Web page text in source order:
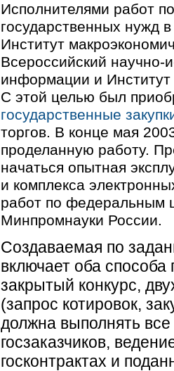
Исполнителями работ
государственных нужд
Институт
Всероссийский научно-
информации и
С этой целью был
государственные
торгов. В конце мая
проделанную работу.
начаться опытная
и комплекса
работ по федеральным
Минпромнауки России.
Создаваемая по
включает оба способа
закрытый конкурс,
(запрос котировок,
должна выполнять
госзаказчиков,
госконтрактах и